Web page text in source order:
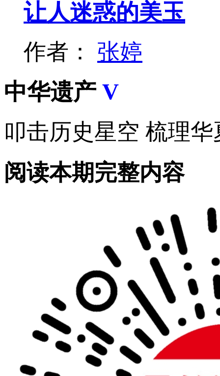
让人迷惑的美玉
作者： 张婷
中华遗产 V
叩击历史星空 梳理华
阅读本期完整内容